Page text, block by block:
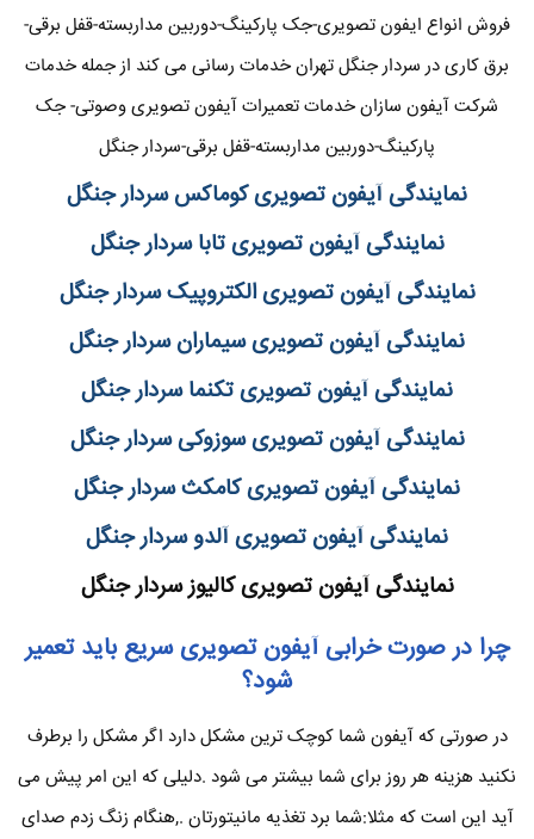
فروش انواع ایفون تصویری-جک پارکینگ-دوربین مداربسته-قفل برقی-
برق کاری در سردار جنگل تهران خدمات رسانی می کند از جمله خدمات
شرکت آیفون سازان خدمات تعمیرات آیفون تصویری وصوتی- جک
پارکینگ-دوربین مداربسته-قفل برقی-سردار جنگل
نمایندگی آیفون تصویری کوماکس سردار جنگل
نمایندگی آیفون تصویری تابا سردار جنگل
نمایندگی آیفون تصویری الکتروپیک سردار جنگل
نمایندگی آیفون تصویری سیماران سردار جنگل
نمایندگی آیفون تصویری تکنما سردار جنگل
نمایندگی آیفون تصویری سوزوکی سردار جنگل
نمایندگی آیفون تصویری کامکث سردار جنگل
نمایندگی آیفون تصویری آلدو سردار جنگل
نمایندگی آیفون تصویری کالیوز سردار جنگل
چرا در صورت خرابی آیفون تصویری سریع باید تعمیر
شود؟
در صورتی که آیفون شما کوچک ترین مشکل دارد اگر مشکل را برطرف
نکنید هزینه هر روز برای شما بیشتر می شود .دلیلی که این امر پیش می
آید این است که مثلا:شما برد تغذیه مانیتورتان .,هنگام زنگ زدم صدای